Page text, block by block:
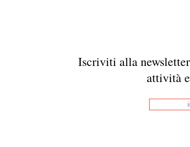
Iscriviti alla
attività